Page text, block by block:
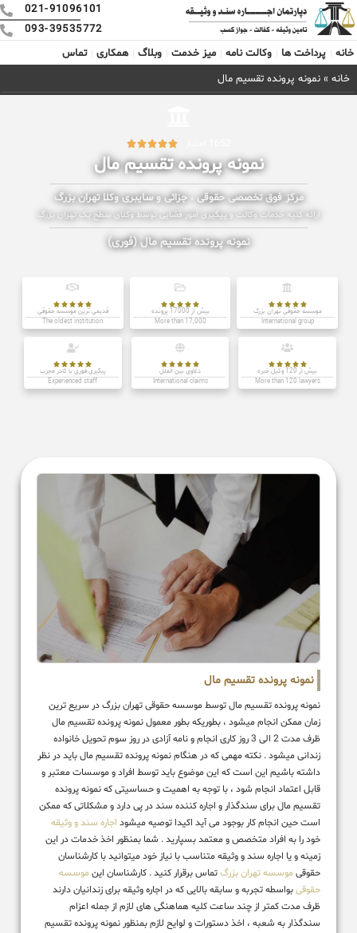
021-91096101
093-39535772
خانه
پرداخت ها وکالت نامه میز خدمت وبلاگ همکاری
تماس
خانه » نمونه پرونده تقسیم مال





نمونه پرونده تقسیم مال
مرکز فوق تخصصی حقوقی ، جزائی و سایبری وکلا تهران بزرگ
ارائه کلیه خدمات وکالت و پیگیری امور قضایی توسط وکلای سطح یک تهران بزرگ
نمونه پرونده تقسیم مال (فوری)





موسسه حقوقی تهران بزرگ
International group





بیش از 17000 پرونده
More than 17,000





قدیمی ترین موسسه حقوقی
The oldest institution





بیش از 120 وکیل خبره
More than 120 lawyers





دعاوی بین الملل
International claims





پیگیری فوری با کادر مجرب
Experienced staff
نمونه پرونده تقسیم مال
نمونه پرونده تقسیم مال توسط موسسه حقوقی تهران بزرگ در سریع ترین
زمان ممکن انجام میشود ، بطوریکه بطور معمول نمونه پرونده تقسیم مال
ظرف مدت 2 الی 3 روز کاری انجام و نامه آزادی در روز سوم تحویل خانواده
زندانی میشود . نکته مهمی که در هنگام نمونه پرونده تقسیم مال باید در نظر
داشته باشیم این است که این موضوع باید توسط افراد و موسسات معتبر و
قابل اعتماد انجام شود ، با توجه به اهمیت و حساسیتی که نمونه پرونده
تقسیم مال برای سندگذار و اجاره کننده سند در پی دارد و مشکلاتی که ممکن
است حین انجام کار بوجود می آید اکیدا توصیه میشود اجاره سند و وثیقه
خود را به افراد متخصص و معتمد بسپارید . شما بمنظور اخذ خدمات در این
زمینه و یا اجاره سند و وثیقه متناسب با نیاز خود میتوانید با کارشناسان
حقوقی موسسه تهران بزرگتماس برقرار کنید . کارشناسان این موسسه
حقوقیبواسطه تجربه و سابقه بالایی که در اجاره وثیقه برای زندانیان دارند
ظرف مدت کمتر از چند ساعت کلیه هماهنگی های لازم از جمله اعزام
سندگذار به شعبه ، اخذ دستورات و لوایح لازم بمنظور نمونه پرونده تقسیم